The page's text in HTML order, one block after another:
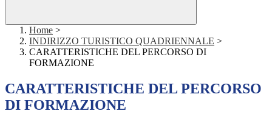
Home >
INDIRIZZO TURISTICO QUADRIENNALE >
CARATTERISTICHE DEL PERCORSO DI
FORMAZIONE
CARATTERISTICHE DEL PERCORSO
DI FORMAZIONE